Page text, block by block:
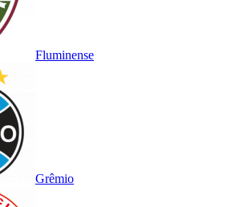
Fluminense
Grêmio